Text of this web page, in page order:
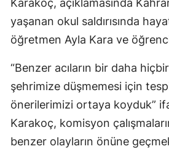
Karakoç, açıklamasında
yaşanan okul saldırısında
öğretmen Ayla Kara ve
“Benzer acıların bir daha
şehrimize düşmemesi için
önerilerimizi ortaya koyduk”
Karakoç, komisyon
benzer olayların önüne